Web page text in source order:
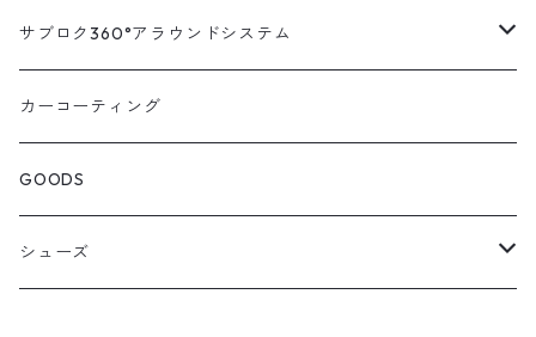
ハイエース200系
アルファード・ヴェルファイア30系
ニッサン
エルグランドE52系
エルグランドE51系
ホンダ
オデッセイRC系
オデッセイRB系
マツダ
ダイハツ
車種別対応キット
トヨタ
ニッサン
オプション
交換アーム付きキット
汎用キット
車種別ミラー付セット
ON/OFFスイッチ
オプション
サブロク360°アラウンドシステム
アラウンドシステム本体
オプション
カーコーティング
GOODS
シューズ